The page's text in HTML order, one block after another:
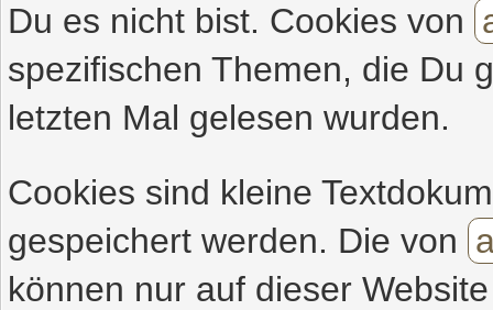
Du es nicht bist. Cookies von
spezifischen Themen, die Du
letzten Mal gelesen wurden.
Cookies sind kleine
gespeichert werden. Die von
können nur auf dieser